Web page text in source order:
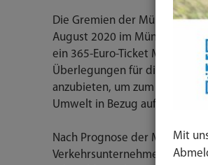
Die Gremien der Münchner
August 2020 im Münchner
ein 365-Euro-Ticket MVV mit
Überlegungen für dieses
anzubieten, um zum einen
Umwelt in Bezug auf den
Nach Prognose der MVV
Verkehrsunternehmen, die
Mit